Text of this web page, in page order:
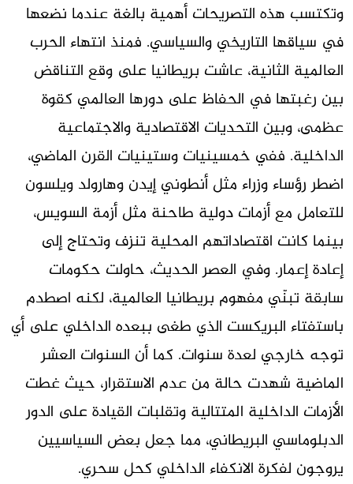
وتكتسب هذه التصريحات أهمية بالغة عندما نضعها
في سياقها التاريخي والسياسي. فمنذ انتهاء الحرب
العالمية الثانية، عاشت بريطانيا على وقع التناقض
بين رغبتها في الحفاظ على دورها العالمي كقوة
عظمى، وبين التحديات الاقتصادية والاجتماعية
الداخلية. ففي خمسينيات وستينيات القرن الماضي،
اضطر رؤساء وزراء مثل أنطوني إيدن وهارولد ويلسون
للتعامل مع أزمات دولية طاحنة مثل أزمة السويس،
بينما كانت اقتصاداتهم المحلية تنزف وتحتاج إلى
إعادة إعمار. وفي العصر الحديث، حاولت حكومات
سابقة تبنّي مفهوم بريطانيا العالمية، لكنه اصطدم
باستفتاء البريكست الذي طغى ببعده الداخلي على أي
توجه خارجي لعدة سنوات. كما أن السنوات العشر
الماضية شهدت حالة من عدم الاستقرار، حيث غطت
الأزمات الداخلية المتتالية وتقلبات القيادة على الدور
الدبلوماسي البريطاني، مما جعل بعض السياسيين
يروجون لفكرة الانكفاء الداخلي كحل سحري.